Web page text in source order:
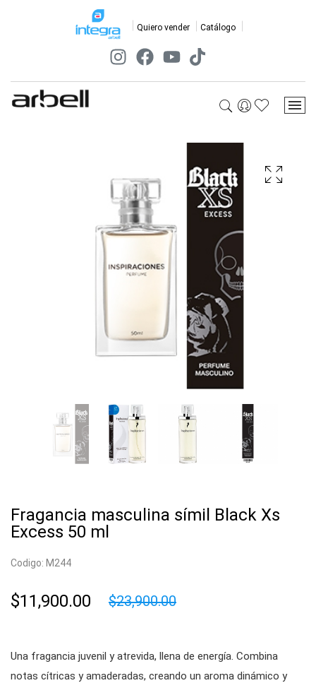
Quiero vender Catálogo
Fragancia masculina símil Black Xs
Excess 50 ml
Codigo: M244
$11,900.00 $23,900.00
Una fragancia juvenil y atrevida, llena de energía. Combina
notas cítricas y amaderadas, creando un aroma dinámico y